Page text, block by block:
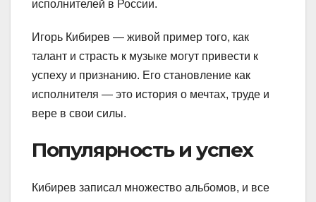
исполнителей в России.
Игорь Кибирев — живой пример того, как
талант и страсть к музыке могут привести к
успеху и признанию. Его становление как
исполнителя — это история о мечтах, труде и
вере в свои силы.
Популярность и успех
Кибирев записал множество альбомов, и все